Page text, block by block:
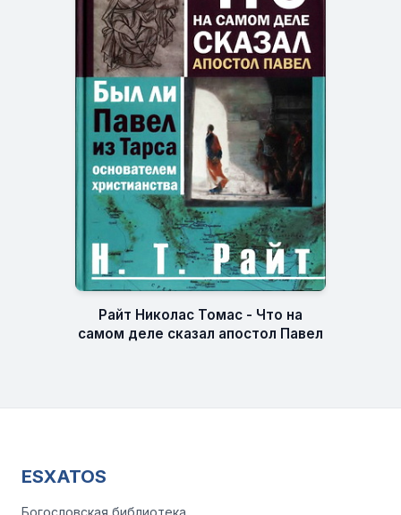
Райт Николас Томас - Что на
самом деле сказал апостол Павел
ESXATOS
Богословская библиотека